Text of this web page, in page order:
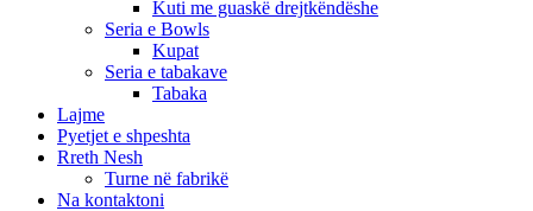
Kuti me guaskë drejtkëndëshe
Seria e Bowls
Kupat
Seria e tabakave
Tabaka
Lajme
Pyetjet e shpeshta
Rreth Nesh
Turne në fabrikë
Na kontaktoni